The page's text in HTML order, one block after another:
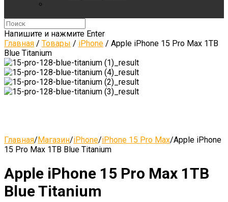
Напишите и нажмите Enter
Главная / Товары / iPhone / Apple iPhone 15 Pro Max 1TB
Blue Titanium
Главная/Магазин/iPhone/iPhone 15 Pro Max/Apple iPhone
15 Pro Max 1TB Blue Titanium
Apple iPhone 15 Pro Max 1TB
Blue Titanium